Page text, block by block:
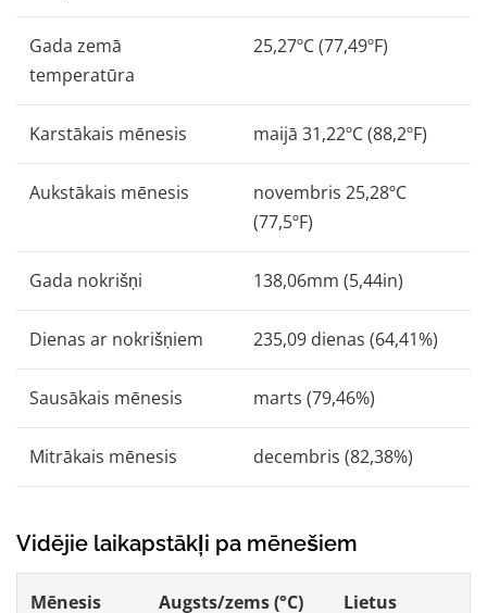
Gada zemā
temperatūra
25,27ºC (77,49ºF)
Karstākais mēnesis maijā 31,22ºC (88,2ºF)
Aukstākais mēnesis
novembris 25,28ºC
(77,5ºF)
Gada nokrišņi 138,06mm (5,44in)
Dienas ar nokrišņiem 235,09 dienas (64,41%)
Sausākais mēnesis marts (79,46%)
Mitrākais mēnesis decembris (82,38%)
Vidējie laikapstākļi pa mēnešiem
Mēnesis Augsts/zems (°C) Lietus